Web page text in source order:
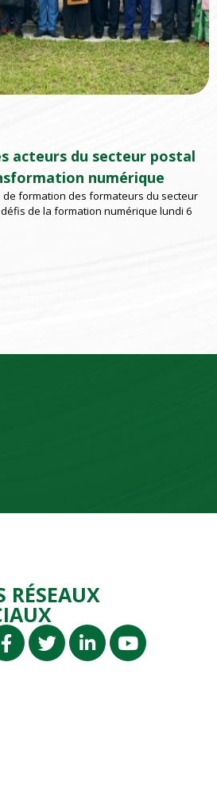
acteurs du secteur postal
numérique
formation des formateurs du secteur
de la formation numérique lundi 6
RÉSEAUX